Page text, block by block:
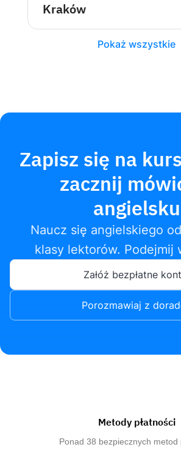
Kraków
Pokaż wszystkie
Zapisz się na
zacznij
angielsku
Naucz się angielskiego
klasy lektorów. Podejmij
Załóż bezpłatne
Porozmawiaj z
Metody płatności
Ponad 38 bezpiecznych metod